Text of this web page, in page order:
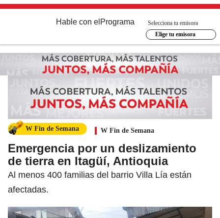
Hable con el Programa
Selecciona tu emisora
Elige tu emisora
W Fin de Semana W Fin de Semana
Emergencia por un deslizamiento
de tierra en Itagüí, Antioquia
Al menos 400 familias del barrio Villa Lía están
afectadas.